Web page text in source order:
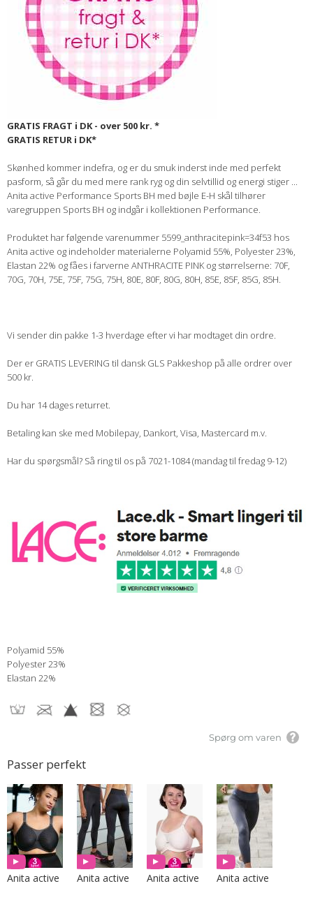
GRATIS FRAGT i DK - over 500 kr. *
GRATIS RETUR i DK*
Skønhed kommer indefra, og er du smuk inderst inde med perfekt
pasform, så går du med mere rank ryg og din selvtillid og energi stiger ...
Anita active Performance Sports BH med bøjle E-H skål tilhører
varegruppen Sports BH og indgår i kollektionen Performance.
Produktet har følgende varenummer 5599_anthracitepink=34f53 hos
Anita active og indeholder materialerne Polyamid 55%, Polyester 23%,
Elastan 22% og fåes i farverne ANTHRACITE PINK og størrelserne: 70F,
70G, 70H, 75E, 75F, 75G, 75H, 80E, 80F, 80G, 80H, 85E, 85F, 85G, 85H.
Vi sender din pakke 1-3 hverdage efter vi har modtaget din ordre.
Der er GRATIS LEVERING til dansk GLS Pakkeshop på alle ordrer over
500 kr.
Du har 14 dages returret.
Betaling kan ske med Mobilepay, Dankort, Visa, Mastercard m.v.
Har du spørgsmål? Så ring til os på 7021-1084 (mandag til fredag 9-12)
Polyamid 55%
Polyester 23%
Elastan 22%
Spørg om varen
Passer perfekt
Anita active Anita active Anita active Anita active